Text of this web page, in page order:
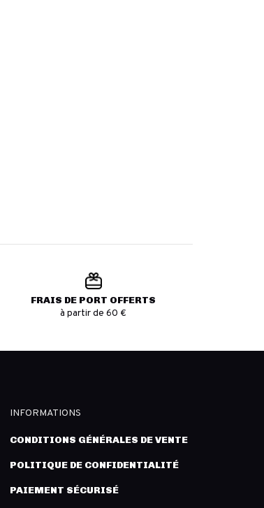
FRAIS DE PORT OFFERTS
à partir de 60 €
INFORMATIONS
CONDITIONS GÉNÉRALES DE VENTE
POLITIQUE DE CONFIDENTIALITÉ
PAIEMENT SÉCURISÉ